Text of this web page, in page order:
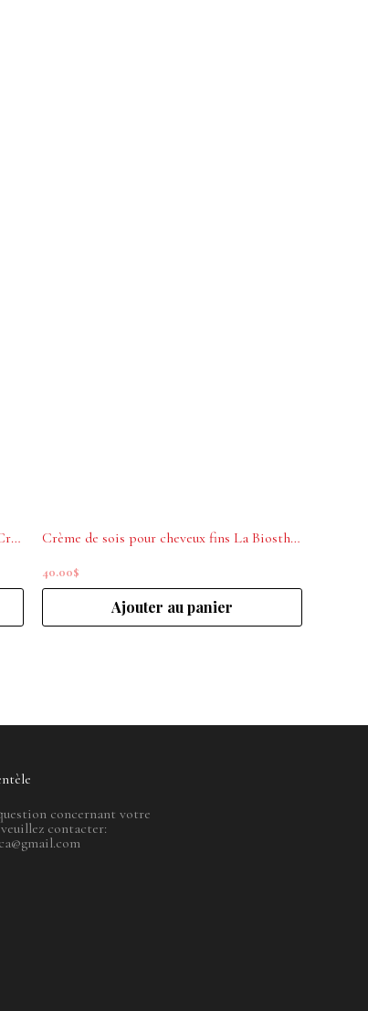
La Biosthétique Glam Colour Mask Icy Crystal .07.LV 200ml Crème de sois pour cheveux fins La Biosthetique 100ml
40.00$
Ajouter au panier
concernant votre
contacter: